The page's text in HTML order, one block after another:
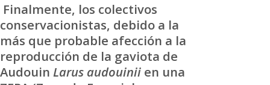
Finalmente, los colectivos
conservacionistas, debido a la
más que probable afección a la
reproducción de la gaviota de
Audouin Larus audouinii en una